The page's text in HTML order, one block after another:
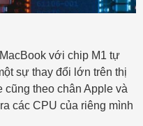
với chip M1 tự
sự thay đổi lớn trên thị
theo chân Apple và
các CPU của riêng mình